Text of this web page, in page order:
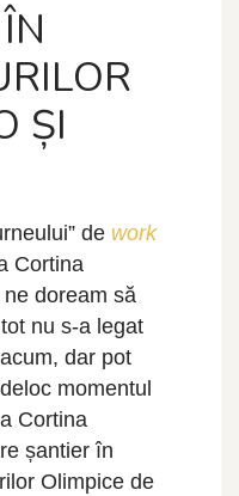
ȘI
de work
Cortina
ne doream să
nu s-a legat
dar pot
momentul
Cortina
șantier în
Olimpice de